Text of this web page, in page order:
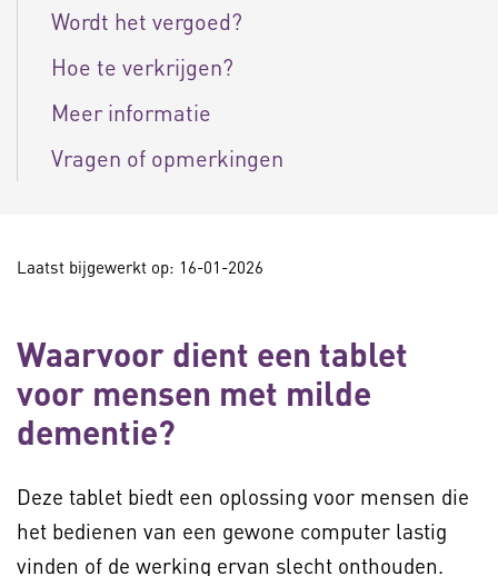
Wordt het vergoed?
Hoe te verkrijgen?
Meer informatie
Vragen of opmerkingen
Laatst bijgewerkt op: 16-01-2026
Waarvoor dient een tablet
voor mensen met milde
dementie?
Deze tablet biedt een oplossing voor mensen die
het bedienen van een gewone computer lastig
vinden of de werking ervan slecht onthouden.